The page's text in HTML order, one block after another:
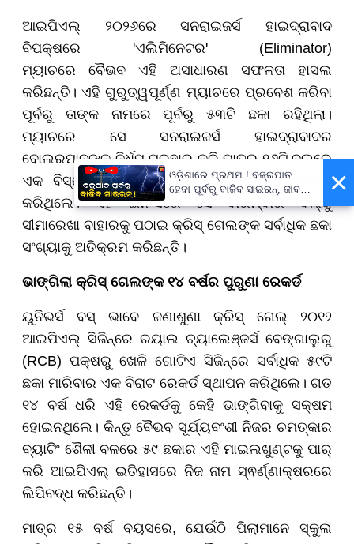
ଆଇପିଏଲ୍ ୨୦୨୬ରେ ସନରାଇଜର୍ସ ହାଇଦ୍ରାବାଦ
ବିପକ୍ଷରେ 'ଏଲିମିନେଟର' (Eliminator)
ମ୍ୟାଚରେ ବୈଭବ ଏହି ଅସାଧାରଣ ସଫଳତା ହାସଲ
କରିଛନ୍ତି। ଏହି ଗୁରୁତ୍ୱପୂର୍ଣ୍ଣ ମ୍ୟାଚରେ ପ୍ରବେଶ କରିବା
ପୂର୍ବରୁ ତାଙ୍କ ନାମରେ ପୂର୍ବରୁ ୫୩ଟି ଛକା ରହିଥିଲା।
ମ୍ୟାଚରେ ସେ ସନରାଇଜର୍ସ ହାଇଦ୍ରାବାଦର
ବୋଲରମାନଙ୍କୁ ନିର୍ଧୁମ ପ୍ରହାର କରି ମାତ୍ର ୧୬ଟି ବଲ୍ରେ
ଏକ ବିସ୍ଫୋରକ ଅର୍ଦ୍ଧଶତକ (Half-Century) ହାସଲ
କରିଥିଲେ। ଏହି ଇନିଂସରେ ସେ ବାରମ୍ବାର ବଲ୍କୁ
ସୀମାରେଖା ବାହାରକୁ ପଠାଇ କ୍ରିସ୍ ଗେଲଙ୍କ ସର୍ବାଧିକ ଛକା
ସଂଖ୍ୟାକୁ ଅତିକ୍ରମ କରିଛନ୍ତି।
ଭାଙ୍ଗିଲା କ୍ରିସ୍ ଗେଲଙ୍କ ୧୪ ବର୍ଷର ପୁରୁଣା ରେକର୍ଡ
ୟୁନିଭର୍ସ ବସ୍ ଭାବେ ଜଣାଶୁଣା କ୍ରିସ୍ ଗେଲ୍ ୨୦୧୨
ଆଇପିଏଲ୍ ସିଜିନ୍ରେ ରୟାଲ ଚ୍ୟାଲେଞ୍ଜର୍ସ ବେଙ୍ଗାଲୁରୁ
(RCB) ପକ୍ଷରୁ ଖେଳି ଗୋଟିଏ ସିଜିନ୍ରେ ସର୍ବାଧିକ ୫୯ଟି
ଛକା ମାରିବାର ଏକ ବିରାଟ ରେକର୍ଡ ସ୍ଥାପନ କରିଥିଲେ। ଗତ
୧୪ ବର୍ଷ ଧରି ଏହି ରେକର୍ଡକୁ କେହି ଭାଙ୍ଗିବାକୁ ସକ୍ଷମ
ହୋଇନଥିଲେ। କିନ୍ତୁ ବୈଭବ ସୂର୍ଯ୍ୟବଂଶୀ ନିଜର ଚମତ୍କାର
ବ୍ୟାଟିଂ ଶୈଳୀ ବଳରେ ୫୯ ଛକାର ଏହି ମାଇଲଖୁଣ୍ଟକୁ ପାର୍
କରି ଆଇପିଏଲ୍ ଇତିହାସରେ ନିଜ ନାମ ସ୍ଵର୍ଣ୍ଣାକ୍ଷରରେ
ଲିପିବଦ୍ଧ କରିଛନ୍ତି।
ମାତ୍ର ୧୫ ବର୍ଷ ବୟସରେ, ଯେଉଁଠି ପିଲାମାନେ ସ୍କୁଲ
×
ଓଡ଼ିଶାରେ ପ୍ରଥମ ! ବଜ୍ରପାତ
ହେବା ପୂର୍ବରୁ ବାଜିବ ସାଇରନ୍, ଜୀବନ
ବଞ୍ଚାଇବା ପାଇଁ ରାଜ୍ୟ ସରକାଙ୍କ
ବଡ଼ ପଦକ୍ଷେପ